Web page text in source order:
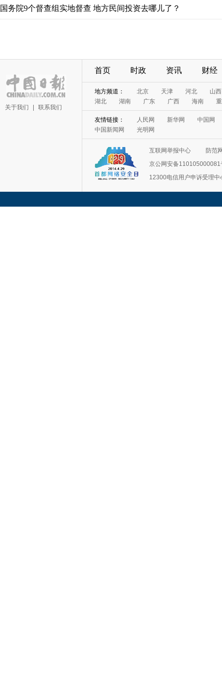
关于我们 联系我们
首页 时政 资讯 财经
互联网举报中心
防范
京公网安备110105000081
12300电信用户申诉受理中